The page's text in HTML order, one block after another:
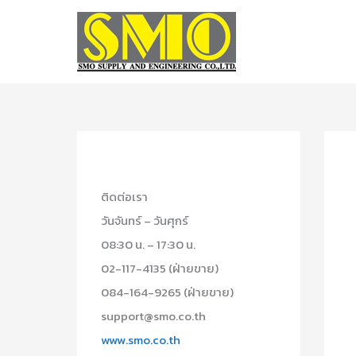
ติดต่อเรา
วันจันทร์ – วันศุกร์
08:30 น. – 17:30 น.
02-117-4135 (ฝ่ายขาย)
084-164-9265 (ฝ่ายขาย)
support@smo.co.th
www.smo.co.th